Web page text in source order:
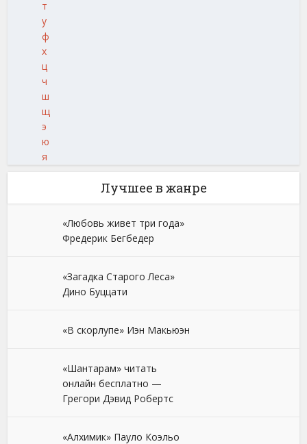
т
у
ф
х
ц
ч
ш
щ
э
ю
я
Лучшее в жанре
«Любовь живет три года»
Фредерик Бегбедер
«Загадка Старого Леса»
Дино Буццати
«В скорлупе» Иэн Макьюэн
«Шантарам» читать
онлайн бесплатно —
Грегори Дэвид Робертс
«Алхимик» Пауло Коэльо